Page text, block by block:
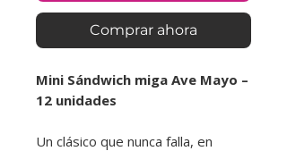
Comprar ahora
Mini Sándwich miga Ave Mayo –
12 unidades
Un clásico que nunca falla, en